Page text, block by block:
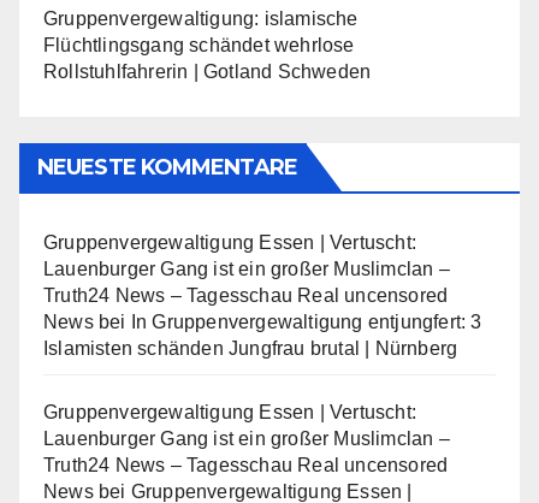
Gruppenvergewaltigung: islamische
Flüchtlingsgang schändet wehrlose
Rollstuhlfahrerin | Gotland Schweden
NEUESTE KOMMENTARE
Gruppenvergewaltigung Essen | Vertuscht:
Lauenburger Gang ist ein großer Muslimclan –
Truth24 News – Tagesschau Real uncensored
Newsbei
In Gruppenvergewaltigung entjungfert: 3
Islamisten schänden Jungfrau brutal | Nürnberg
Gruppenvergewaltigung Essen | Vertuscht:
Lauenburger Gang ist ein großer Muslimclan –
Truth24 News – Tagesschau Real uncensored
Newsbei Gruppenvergewaltigung Essen |